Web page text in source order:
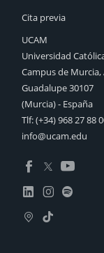
Cita previa
UCAM
Universidad
Campus de Murcia,
Guadalupe 30107
(Murcia) - España
Tlf:(+34) 968 27 88
info@ucam.edu